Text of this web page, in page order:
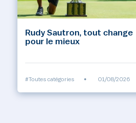
Rudy Sautron, tout change
pour le mieux
#Toutes catégories • 01/08/2026